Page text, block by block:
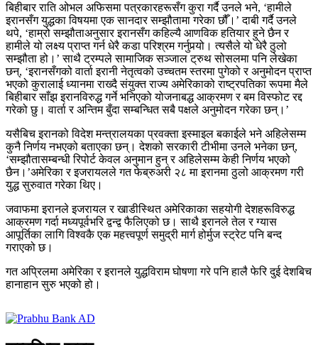
बिहीबार राति ओभल अफिसमा पत्रकारहरूसँग कुरा गर्दै उनले भने, ‘हामीले
इरानसँग युद्धका विषयमा एक सानदार सम्झौतामा गरेका छौँ।’ दाबी गर्दै उनले
थपे, ‘हाम्रो सम्झौताअनुसार इरानसँग कहिल्यै आणविक हतियार हुने छैन र
हामीले यो लक्ष्य प्राप्त गर्न धेरै कडा परिश्रम गर्नुपर्‍यो। त्यसैले यो धेरै ठुलो
सम्झौता हो।’ साथै ट्रम्पले सामाजिक सञ्जाल ट्रुथ सोसलमा पनि लेखेका
छन्, ‘इरानसँगको वार्ता इरानी नेतृत्वको उच्चतम स्तरमा पुगेको र अनुमोदन प्राप्त
भएको कुरालाई ध्यानमा राख्दै संयुक्त राज्य अमेरिकाको राष्ट्रपतिका रूपमा मैले
बिहीबार साँझ इरानविरुद्ध गर्ने भनिएको योजनाबद्ध आक्रमण र बम विस्फोट रद्द
गरेको छु। वार्ता र अन्तिम बुँदा सम्बन्धित सबै पक्षले अनुमोदन गरेका छन्।’
यसैबिच इरानको विदेश मन्त्रालयका प्रवक्ता इस्माइल बकाईले भने अहिलेसम्म
कुनै निर्णय नभएको बताएका छन्। देशको सरकारी टीभीमा उनले भनेका छन्,
‘सम्झौतासम्बन्धी रिपोर्ट केवल अनुमान हुन् र अहिलेसम्म केही निर्णय भएको
छैन।’अमेरिका र इजरायलले गत फेब्रुअरी २८ मा इरानमा ठुलो आक्रमण गरी
युद्ध सुरुवात गरेका थिए।
जवाफमा इरानले इजरायल र खाडीस्थित अमेरिकाका सहयोगी देशहरूविरुद्ध
आक्रमण गर्दा मध्यपूर्वभरि द्वन्द्व फैलिएको छ। साथै इरानले तेल र ग्यास
आपूर्तिका लागि विश्वकै एक महत्त्वपूर्ण समुद्री मार्ग होर्मुज स्ट्रेट पनि बन्द
गराएको छ।
गत अप्रिलमा अमेरिका र इरानले युद्धविराम घोषणा गरे पनि हालै फेरि दुई देशबिच
हानाहान सुरु भएको हो।